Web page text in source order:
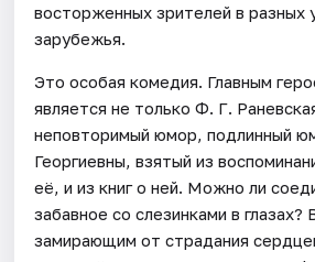
восторженных зрителей в разных
зарубежья.
Это особая комедия. Главным
является не только Ф. Г.
неповторимый юмор, подлинный
Георгиевны, взятый из
её, и из книг о ней. Можно ли
забавное со слезинками в глазах?
замирающим от страдания